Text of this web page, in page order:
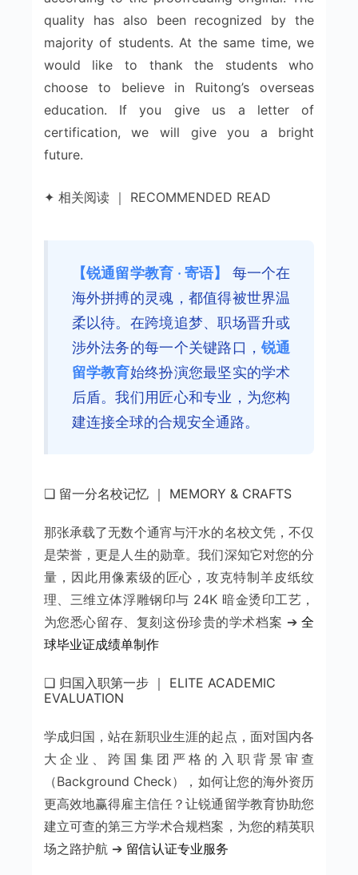
quality has also been recognized by the
majority of students. At the same time, we
would like to thank the students who
choose to believe in Ruitong’s overseas
education. If you give us a letter of
certification, we will give you a bright
future.
✦ 相关阅读 ｜ RECOMMENDED READ
【锐通留学教育 · 寄语】
每一个在
海外拼搏的灵魂，都值得被世界温
柔以待。在跨境追梦、职场晋升或
涉外法务的每一个关键路口，锐通
留学教育始终扮演您最坚实的学术
后盾。我们用匠心和专业，为您构
建连接全球的合规安全通路。
❑ 留一分名校记忆 ｜ MEMORY & CRAFTS
那张承载了无数个通宵与汗水的名校文凭，不仅
是荣誉，更是人生的勋章。我们深知它对您的分
量，因此用像素级的匠心，攻克特制羊皮纸纹
理、三维立体浮雕钢印与 24K 暗金烫印工艺，
为您悉心留存、复刻这份珍贵的学术档案 ➔全
球毕业证成绩单制作
❑ 归国入职第一步 ｜ ELITE ACADEMIC
EVALUATION
学成归国，站在新职业生涯的起点，面对国内各
大企业、跨国集团严格的入职背景审查
（Background Check），如何让您的海外资历
更高效地赢得雇主信任？让锐通留学教育协助您
建立可查的第三方学术合规档案，为您的精英职
场之路护航 ➔ 留信认证专业服务